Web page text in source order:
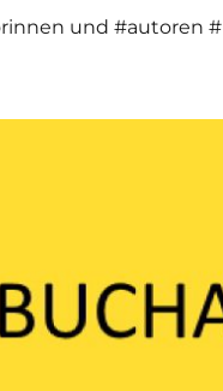
und #autoren #